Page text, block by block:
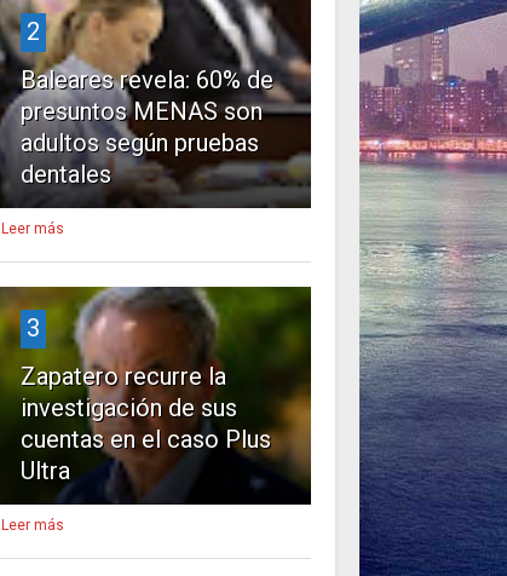
2
Baleares revela: 60% de
presuntos MENAS son
adultos según pruebas
dentales
Leer más
3
Zapatero recurre la
investigación de sus
cuentas en el caso Plus
Ultra
Leer más